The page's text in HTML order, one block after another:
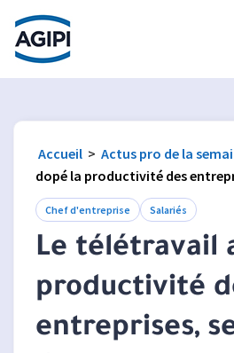
Accès au menu
Accès au contenu principal
Accueil > Actus pro de la
dopé la productivité des
Chef d'entreprise Salariés
Le télétravail
productivité
entreprises,